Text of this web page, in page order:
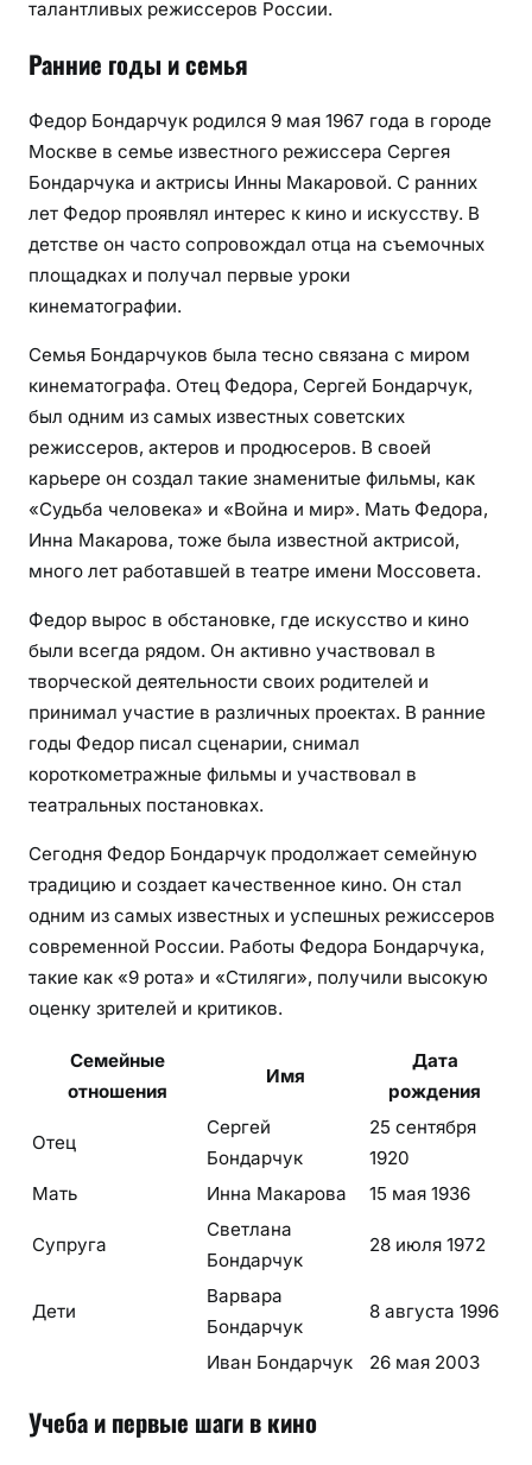
талантливых режиссеров России.
Ранние годы и семья
Федор Бондарчук родился 9 мая 1967 года в городе
Москве в семье известного режиссера Сергея
Бондарчука и актрисы Инны Макаровой. С ранних
лет Федор проявлял интерес к кино и искусству. В
детстве он часто сопровождал отца на съемочных
площадках и получал первые уроки
кинематографии.
Семья Бондарчуков была тесно связана с миром
кинематографа. Отец Федора, Сергей Бондарчук,
был одним из самых известных советских
режиссеров, актеров и продюсеров. В своей
карьере он создал такие знаменитые фильмы, как
«Судьба человека» и «Война и мир». Мать Федора,
Инна Макарова, тоже была известной актрисой,
много лет работавшей в театре имени Моссовета.
Федор вырос в обстановке, где искусство и кино
были всегда рядом. Он активно участвовал в
творческой деятельности своих родителей и
принимал участие в различных проектах. В ранние
годы Федор писал сценарии, снимал
короткометражные фильмы и участвовал в
театральных постановках.
Сегодня Федор Бондарчук продолжает семейную
традицию и создает качественное кино. Он стал
одним из самых известных и успешных режиссеров
современной России. Работы Федора Бондарчука,
такие как «9 рота» и «Стиляги», получили высокую
оценку зрителей и критиков.
Семейные
отношения
Имя
Дата
рождения
Отец
Сергей
Бондарчук
25 сентября
1920
Мать
Инна Макарова 15 мая 1936
Супруга
Светлана
Бондарчук
28 июля 1972
Дети
Варвара
Бондарчук
8 августа 1996
Иван Бондарчук 26 мая 2003
Учеба и первые шаги в кино